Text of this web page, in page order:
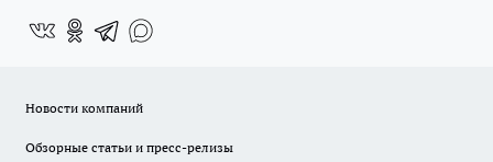
Новости компаний
Обзорные статьи и пресс-релизы